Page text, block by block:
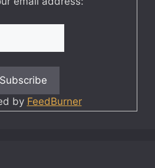
by FeedBurner